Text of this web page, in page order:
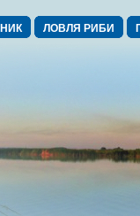
ЛОВЛЯ РИБИ